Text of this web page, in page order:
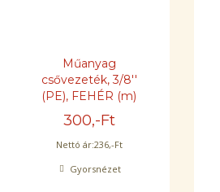
Műanyag
csővezeték, 3/8''
(PE), FEHÉR (m)
300,-Ft
Nettó ár:236,-Ft
Gyorsnézet